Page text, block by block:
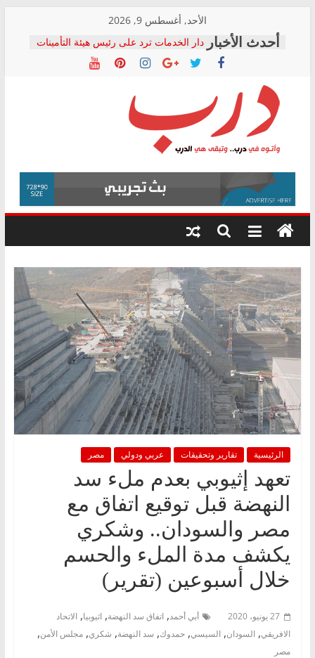
content
الأحد, أغسطس 9, 2026
دار الخدمات ترد على رئيس هيئة التأمينات
بعد مؤتمره الصحفي: إنكار الأزمة لا ينهي
معاناة أصحاب المعاشات.. ونطالب بكشف
فرحات سليمان يكتب: القطاع الصحي إلى
أين؟
حزب التحالف الشعبي يطلق لجنة “الحق
في الصحة” بالإسكندرية لرصد الانتهاكات
ودعم المرضى
الوزاري لمدينة الصحفيين.. وانتهاء أعمال
إنشاء المبنى الإداري
المجلس القومي لحقوق الإنسان يعلن
متابعة قضية الدكتور محمد زهران.. ويؤكد:
قرينة البراءة وضمانات المحاكمة العادلة
درب
وأتوه
درب..
وتبقى
هي
الرئيسية تقارير وتحقيقات عربي ودولي مصر
تعهد إثيوبي بعدم ملء سد
النهضة قبل توقيع اتفاق مع
مصر والسودان.. وشكري
يكشف مدة الملء والحسم
خلال أسبوعين (تقرير)
27 يونيو، 2020 أبي أحمد, اتفاق سد النهضة, اثيوبيا, الاتحاد
الافريقي, السودان, السيسي, حمدوك, سد النهضة, شكري, مجلس الأمن,
مصر